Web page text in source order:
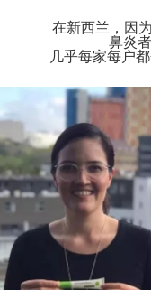
在新西兰，因
鼻炎
几乎每家每户